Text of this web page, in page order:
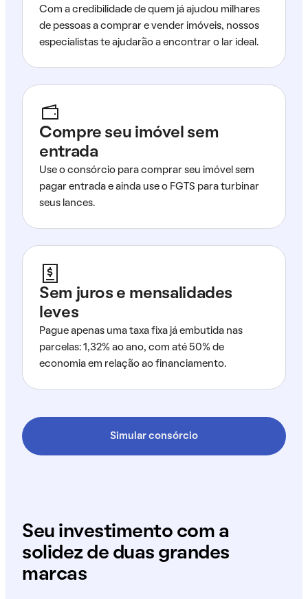
Com a credibilidade de quem já ajudou milhares
de pessoas a comprar e vender imóveis, nossos
especialistas te ajudarão a encontrar o lar ideal.
Compre seu imóvel sem
entrada
Use o consórcio para comprar seu imóvel sem
pagar entrada e ainda use o FGTS para turbinar
seus lances.
Sem juros e mensalidades
leves
Pague apenas uma taxa fixa já embutida nas
parcelas: 1,32% ao ano, com até 50% de
economia em relação ao financiamento.
Simular consórcio
Seu investimento com a
solidez de duas grandes
marcas